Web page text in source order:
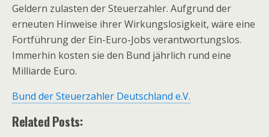
Geldern zulasten der Steuerzahler. Aufgrund der
erneuten Hinweise ihrer Wirkungslosigkeit, wäre eine
Fortführung der Ein-Euro-Jobs verantwortungslos.
Immerhin kosten sie den Bund jährlich rund eine
Milliarde Euro.
Bund der Steuerzahler Deutschland e.V.
Related Posts: